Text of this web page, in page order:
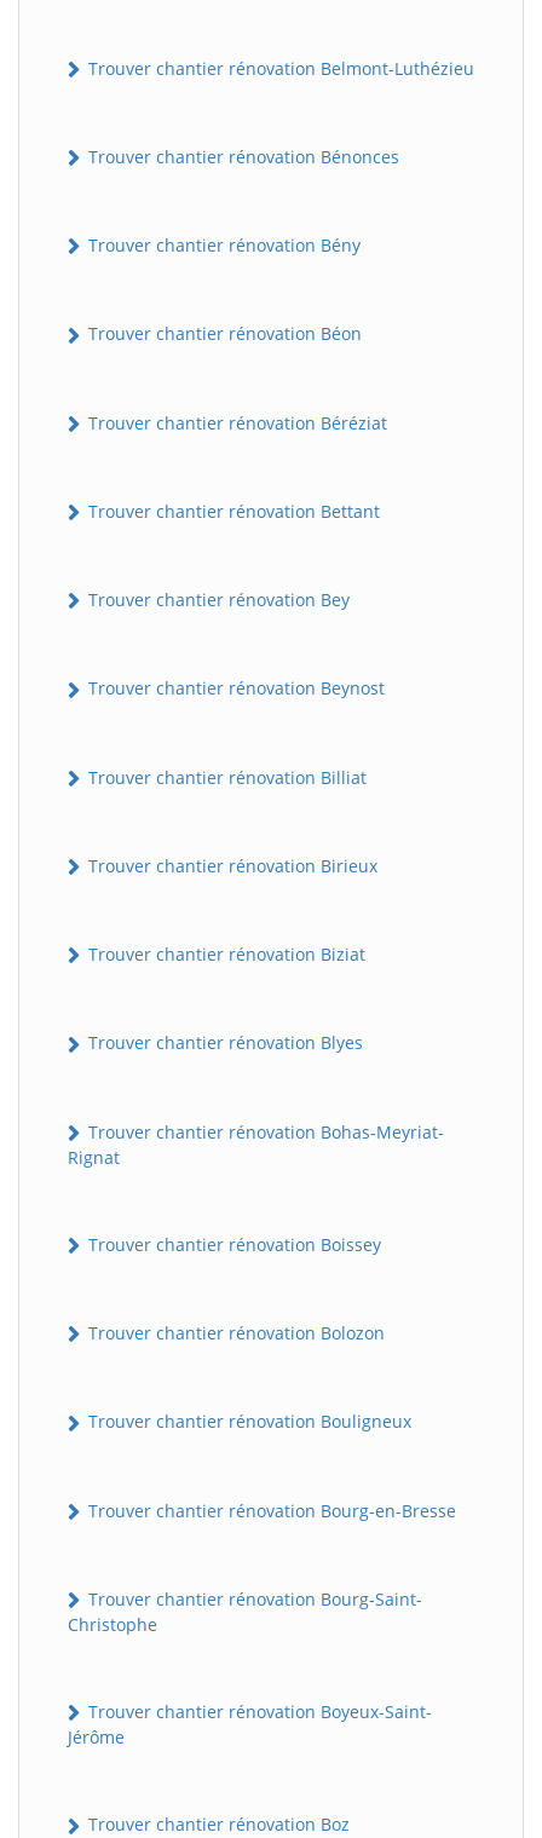
Trouver chantier rénovation Belmont-Luthézieu
Trouver chantier rénovation Bénonces
Trouver chantier rénovation Bény
Trouver chantier rénovation Béon
Trouver chantier rénovation Béréziat
Trouver chantier rénovation Bettant
Trouver chantier rénovation Bey
Trouver chantier rénovation Beynost
Trouver chantier rénovation Billiat
Trouver chantier rénovation Birieux
Trouver chantier rénovation Biziat
Trouver chantier rénovation Blyes
Trouver chantier rénovation Bohas-Meyriat-
Rignat
Trouver chantier rénovation Boissey
Trouver chantier rénovation Bolozon
Trouver chantier rénovation Bouligneux
Trouver chantier rénovation Bourg-en-Bresse
Trouver chantier rénovation Bourg-Saint-
Christophe
Trouver chantier rénovation Boyeux-Saint-
Jérôme
Trouver chantier rénovation Boz